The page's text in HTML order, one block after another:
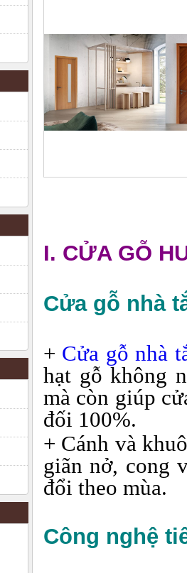
I. CỬA GỖ
Cửa gỗ nhà
+ Cửa gỗ nhà
hạt gỗ không
mà còn giúp
đối 100%.
+ Cánh và
giãn nở, cong
đổi theo mùa.
Công nghệ